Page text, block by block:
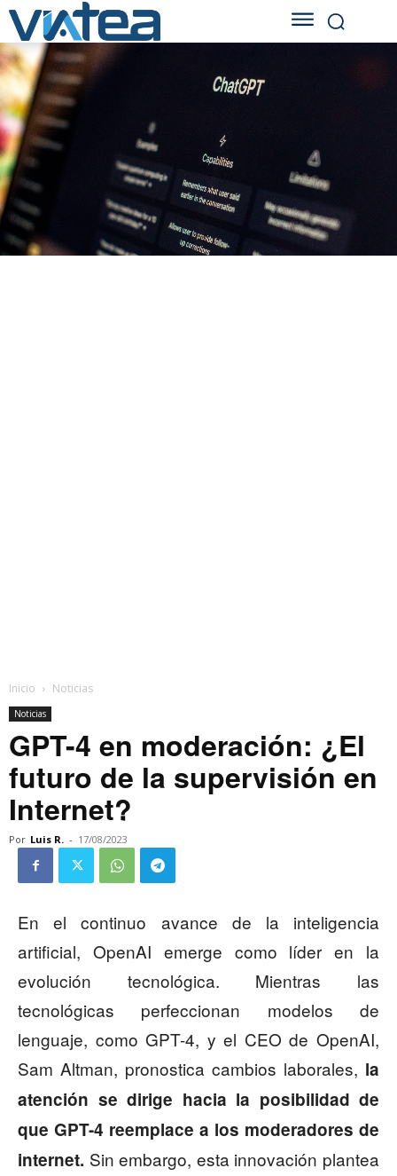
Inicio Noticias
Noticias
GPT-4 en moderación: ¿El
futuro de la supervisión en
Internet?
Por Luis R. - 17/08/2023
En el continuo avance de la inteligencia
artificial, OpenAI emerge como líder en la
evolución tecnológica. Mientras las
tecnológicas perfeccionan modelos de
lenguaje, como GPT-4, y el CEO de OpenAI,
Sam Altman, pronostica cambios laborales, la
atención se dirige hacia la posibilidad de
que GPT-4 reemplace a los moderadores de
internet. Sin embargo, esta innovación plantea